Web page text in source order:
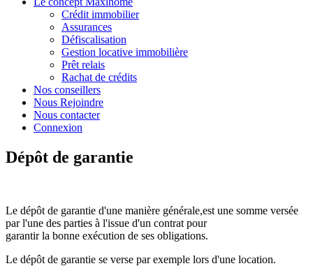
Crédit immobilier
Assurances
Défiscalisation
Gestion locative immobilière
Prêt relais
Rachat de crédits
Nos conseillers
Nous Rejoindre
Nous contacter
Connexion
Dépôt de garantie
Le dépôt de garantie d'une manière générale,est une somme versée
par l'une des parties à l'issue d'un contrat pour
garantir la bonne exécution de ses obligations.
Le dépôt de garantie se verse par exemple lors d'une location.